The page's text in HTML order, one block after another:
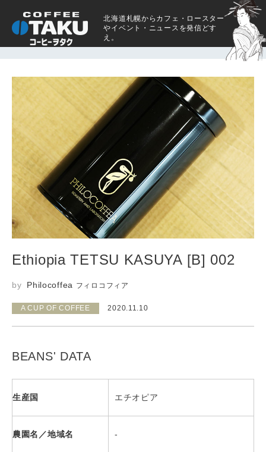
北海道札幌からカフェ・ロースター
やイベント・ニュースを発信どす
え。
Ethiopia TETSU KASUYA [B] 002
Philocoffea フィロコフィア
A CUP OF COFFEE 2020.11.10
BEANS' DATA
生産国 エチオピア
農園名／地域名 -